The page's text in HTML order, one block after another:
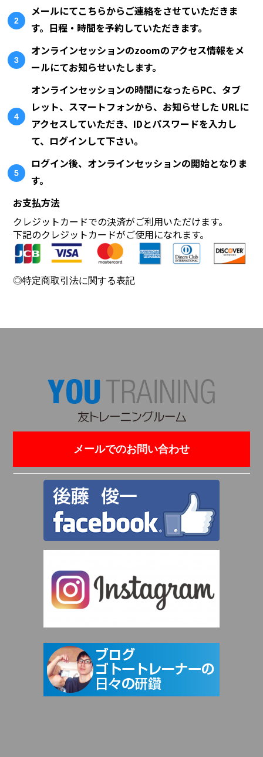
メールにてこちらからご連絡をさせていただきま
す。日程・時間を予約していただきます。
オンラインセッションのzoomのアクセス情報をメ
ールにてお知らせいたします。
オンラインセッションの時間になったらPC、タブ
レット、スマートフォンから、お知らせした URLに
アクセスしていただき、IDとパスワードを入力し
て、ログインして下さい。
ログイン後、オンラインセッションの開始となりま
す。
お支払方法
クレジットカードでの決済がご利用いただけます。
下記のクレジットカードがご使用になれます。
◎特定商取引法に関する表記
メールでのお問い合わせ